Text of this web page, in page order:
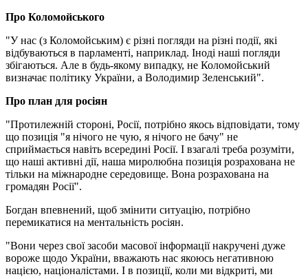
Про Коломойського
"У нас (з Коломойським) є різні погляди на різні події, які
відбуваються в парламенті, наприклад. Іноді наші погляди
збігаються. Але в будь-якому випадку, не Коломойський
визначає політику України, а Володимир Зеленський".
Про план для росіян
"Протилежній стороні, Росії, потрібно якось відповідати, тому
що позиція "я нічого не чую, я нічого не бачу" не
сприймається навіть всередині Росії. І взагалі треба розуміти,
що наші активні дії, наша миролюбна позиція розрахована не
тільки на міжнародне середовище. Вона розрахована на
громадян Росії".
Богдан впевнений, щоб змінити ситуацію, потрібно
перемикатися на ментальність росіян.
"Вони через свої засоби масової інформації накручені дуже
вороже щодо України, вважають нас якоюсь негативною
нацією, націоналістами. І в позиції, коли ми відкриті, ми